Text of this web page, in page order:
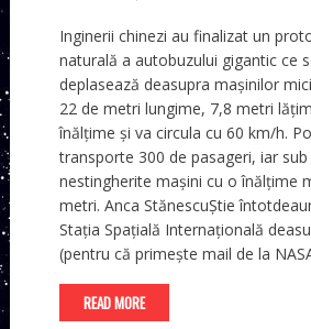
Inginerii chinezi au finalizat un
naturală a autobuzului gigantic ce
deplasează deasupra mașinilor
22 de metri lungime, 7,8 metri
înălțime și va circula cu 60 km/h.
transporte 300 de pasageri, iar
nestingherite mașini cu o înălțime
metri. Anca StănescuȘtie
Stația Spațială Internațională
(pentru că primește mail de la
READ MORE